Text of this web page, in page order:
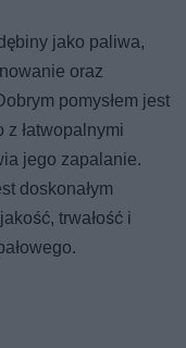
jako paliwa,
oraz
pomysłem jest
łatwopalnymi
jego zapalanie.
doskonałym
trwałość i